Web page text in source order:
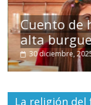
Cuento de
alta
30 diciembre,
La religión